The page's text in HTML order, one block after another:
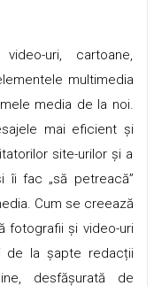
uri, cartoane,
multimedia
media de la noi.
mai eficient și
site-urilor și a
îi fac „să petreacă”
Cum se creează
fotografii și video-uri
de la șapte redacții
desfășurată de